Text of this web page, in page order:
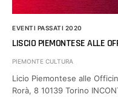
EVENTI PASSATI 2020
LISCIO PIEMONTESE ALLE
PIEMONTE CULTURA
Licio Piemontese alle
Rorà, 8 10139 Torino